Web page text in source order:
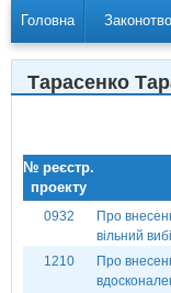
Головна
Тарасенко
№ реєстр.
проекту
0932
Про
вільний
1210
Про